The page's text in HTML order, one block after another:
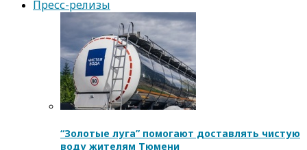
Пресс-релизы
“Золотые луга” помогают доставлять чистую
воду жителям Тюмени